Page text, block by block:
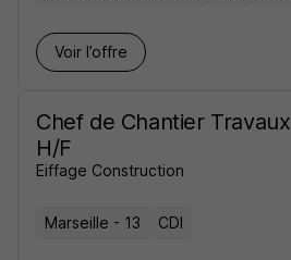
Voir l’offre
Chef de Chantier
H/F
Eiffage Construction
Marseille - 13 CDI